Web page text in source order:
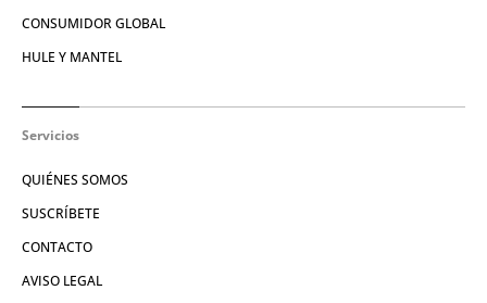
CONSUMIDOR GLOBAL
HULE Y MANTEL
Servicios
QUIÉNES SOMOS
SUSCRÍBETE
CONTACTO
AVISO LEGAL